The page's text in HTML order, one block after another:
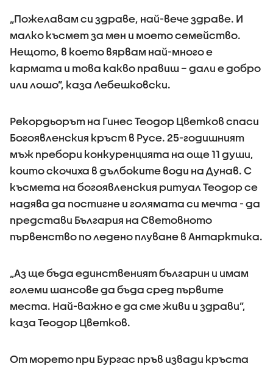
„Пожелавам си здраве, най-вече здраве. И
малко късмет за мен и моето семейство.
Нещото, в което вярвам най-много е
кармата и това какво правиш – дали е добро
или лошо”, каза Лебешковски.
Рекордьорът на Гинес Теодор Цветков спаси
Богоявленския кръст в Русе. 25-годишният
мъж пребори конкуренцията на още 11 души,
които скочиха в дълбоките води на Дунав. С
късмета на богоявленския ритуал Теодор се
надява да постигне и голямата си мечта - да
представи България на Световното
първенство по ледено плуване в Антарктика.
„Аз ще бъда единственият българин и имам
големи шансове да бъда сред първите
места. Най-важно е да сме живи и здрави”,
каза Теодор Цветков.
От морето при Бургас пръв извади кръста